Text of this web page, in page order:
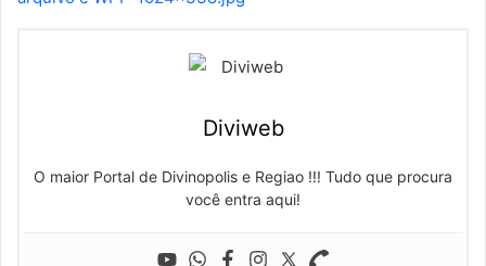
Diviweb
O maior Portal de Divinopolis e Regiao !!! Tudo que procura
você entra aqui!